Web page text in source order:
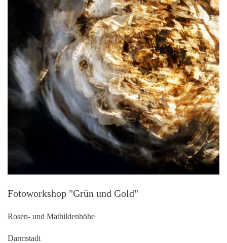
Fotoworkshop "Grün und Gold"
Rosen- und Mathildenhöhe
Darmstadt